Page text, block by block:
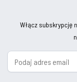
Włącz subskrypcję